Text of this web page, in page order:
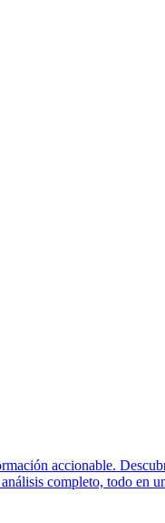
accionable.
completo, todo en